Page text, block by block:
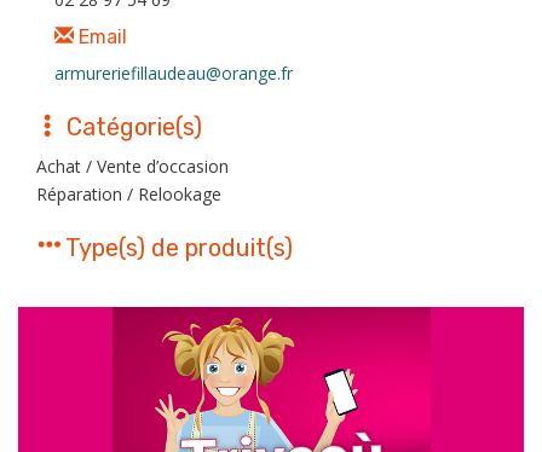
Email
armureriefillaudeau@orange.fr
Catégorie(s)
Achat / Vente d’occasion
Réparation / Relookage
Type(s) de produit(s)